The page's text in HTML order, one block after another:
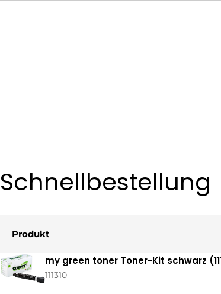
Schnellbestellung
Ihr
Warenkorb
Produkt
my green toner Toner-Kit schwarz
111310